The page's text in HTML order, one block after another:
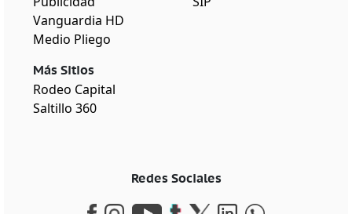
Vanguardia HD
Medio Pliego
Más Sitios
Rodeo Capital
Saltillo 360
Redes Sociales